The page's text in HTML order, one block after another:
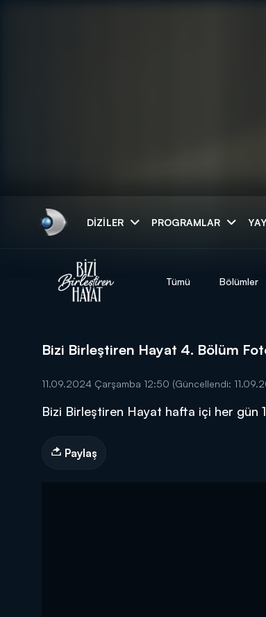
DIZILER PROGRAMLAR
DİĞER
Tümü Bölümler
Bizi Birleştiren Hayat 4. Bölüm
11.09.2024 Çarşamba 12:50 (Güncellendi:
Bizi Birleştiren Hayat hafta içi her gün
Paylaş